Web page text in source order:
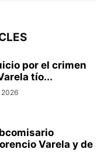
por el crimen
tío...
2026
Varela y de